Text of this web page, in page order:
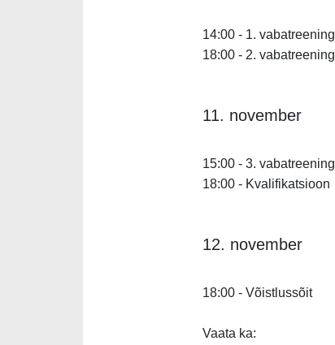
14:00 - 1. vabatreening
18:00 - 2. vabatreening
11. november
15:00 - 3. vabatreening
18:00 - Kvalifikatsioon
12. november
18:00 - Võistlussõit
Vaata ka: